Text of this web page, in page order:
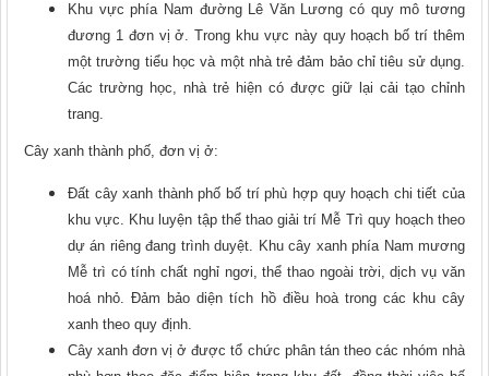
Khu vực phía Nam đường Lê Văn Lương có quy mô tương
đương 1 đơn vị ở. Trong khu vực này quy hoạch bố trí thêm
một trường tiểu học và một nhà trẻ đảm bảo chỉ tiêu sử dụng.
Các trường học, nhà trẻ hiện có được giữ lại cải tạo chỉnh
trang.
Cây xanh thành phố, đơn vị ở:
Đất cây xanh thành phố bố trí phù hợp quy hoạch chi tiết của
khu vực. Khu luyện tập thể thao giải trí Mễ Trì quy hoạch theo
dự án riêng đang trình duyệt. Khu cây xanh phía Nam mương
Mễ trì có tính chất nghỉ ngơi, thể thao ngoài trời, dịch vụ văn
hoá nhỏ. Đảm bảo diện tích hồ điều hoà trong các khu cây
xanh theo quy định.
Cây xanh đơn vị ở được tổ chức phân tán theo các nhóm nhà